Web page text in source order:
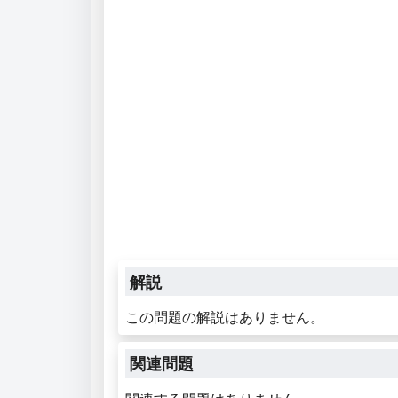
解説
この問題の解説はありません。
関連問題